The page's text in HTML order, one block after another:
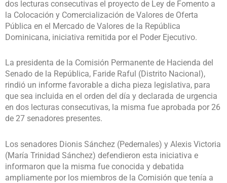
dos lecturas consecutivas el proyecto de Ley de Fomento a
la Colocación y Comercialización de Valores de Oferta
Pública en el Mercado de Valores de la República
Dominicana, iniciativa remitida por el Poder Ejecutivo.
La presidenta de la Comisión Permanente de Hacienda del
Senado de la República, Faride Raful (Distrito Nacional),
rindió un informe favorable a dicha pieza legislativa, para
que sea incluida en el orden del día y declarada de urgencia
en dos lecturas consecutivas, la misma fue aprobada por 26
de 27 senadores presentes.
Los senadores Dionis Sánchez (Pedernales) y Alexis Victoria
(María Trinidad Sánchez) defendieron esta iniciativa e
informaron que la misma fue conocida y debatida
ampliamente por los miembros de la Comisión que tenía a